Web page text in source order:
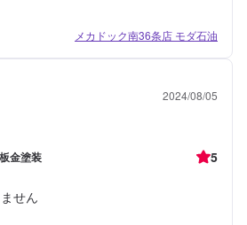
メカドック南36条店 モダ石油
2024/08/05
金塗装 5
せん